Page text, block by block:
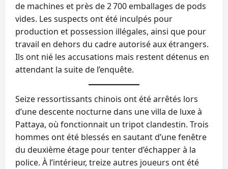
de machines et près de 2 700 emballages de pods
vides. Les suspects ont été inculpés pour
production et possession illégales, ainsi que pour
travail en dehors du cadre autorisé aux étrangers.
Ils ont nié les accusations mais restent détenus en
attendant la suite de l’enquête.
Seize ressortissants chinois ont été arrêtés lors
d’une descente nocturne dans une villa de luxe à
Pattaya, où fonctionnait un tripot clandestin. Trois
hommes ont été blessés en sautant d’une fenêtre
du deuxième étage pour tenter d’échapper à la
police. À l’intérieur, treize autres joueurs ont été